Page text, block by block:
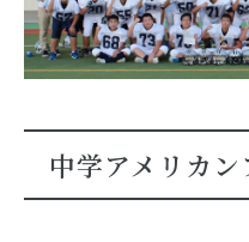
中学アメリカ